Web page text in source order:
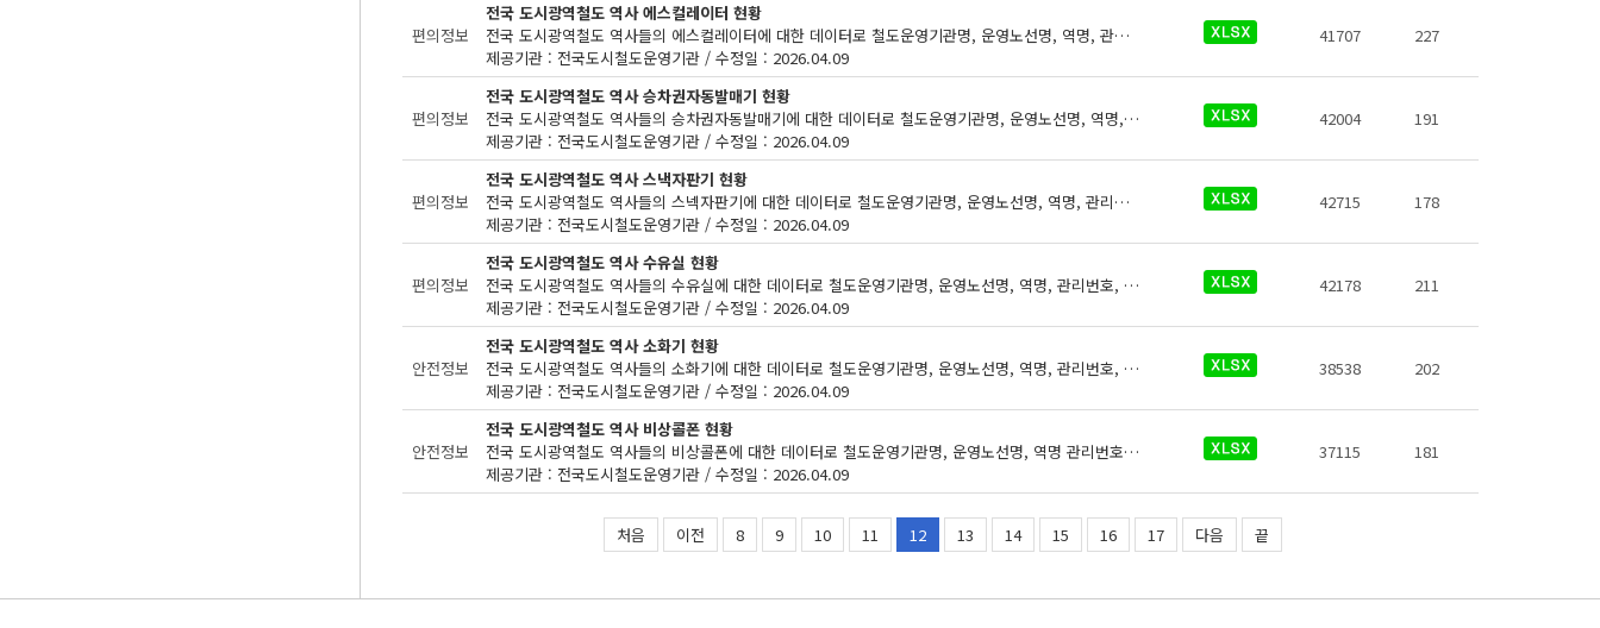
편의정보
전국 도시광역철도 역사 에스컬레이터 현황
전국 도시광역철도 역사들의 에스컬레이터에 대한 데이터로 철도운영기관명, 운영노선명, 역명, 관리번호, 상하행구분, (근접)출입구번호, 시작층(지상/지하), 시작층(운행역층), 시작층(상세위치), 종료층(지상/지하), 종료층(운행역층), 종료층(상세위치), 승강기 상태, 승강기 상태 코드, 승강기형폭, 승강기 일련번호, 데이터 기준일자, 참고사항이 있습니다.
제공기관 : 전국도시철도운영기관 / 수정일 : 2026.04.09
41707 227
편의정보
전국 도시광역철도 역사 승차권자동발매기 현황
전국 도시광역철도 역사들의 승차권자동발매기에 대한 데이터로 철도운영기관명, 운영노선명, 역명, 관리번호, 발매기 유형, 지상지하구분, 역층, (근접)출구번호, 상세위치, 발매기수, 데이터 기준일자, 참고사항이 있습니다.
제공기관 : 전국도시철도운영기관 / 수정일 : 2026.04.09
42004 191
편의정보
전국 도시광역철도 역사 스낵자판기 현황
전국 도시광역철도 역사들의 스넥자판기에 대한 데이터로 철도운영기관명, 운영노선명, 역명, 관리번호, 무인편의시설구분, 크기코드, 지상지하구분, 역층, 상세위치, 시설수, 이용요금, 운영사, 전화번호, 데이터 기준일자, 참고사항이 있습니다.
제공기관 : 전국도시철도운영기관 / 수정일 : 2026.04.09
42715 178
편의정보
전국 도시광역철도 역사 수유실 현황
전국 도시광역철도 역사들의 수유실에 대한 데이터로 철도운영기관명, 운영노선명, 역명, 관리번호, 역내시설구분, 지상지하구분, 역층, (근접) 출입구번호, 상세위치, 수유실유아침대수, 수유실 소파수, 수유실 전자레인지 수, 수유실 간이세면대 수, 이용시간, 전화번호, 데이터 기준일자, 참고사항이 있습니다.
제공기관 : 전국도시철도운영기관 / 수정일 : 2026.04.09
42178 211
안전정보
전국 도시광역철도 역사 소화기 현황
전국 도시광역철도 역사들의 소화기에 대한 데이터로 철도운영기관명, 운영노선명, 역명, 관리번호, 역내안전설비구분, 지상지하구분, 역층, 역층구분, (근접)출입구번호, 상세위치, 소화기종류, 보유대수, 데이터 기준일자, 참고사항이 있습니다.
제공기관 : 전국도시철도운영기관 / 수정일 : 2026.04.09
38538 202
안전정보
전국 도시광역철도 역사 비상콜폰 현황
전국 도시광역철도 역사들의 비상콜폰에 대한 데이터로 철도운영기관명, 운영노선명, 역명 관리번호, 역내안전설비구분, 지상지하구분, 역층, 역층구분, (근접) 출입구번호, 상세위치, 보유대수, 데이터 기준일자, 참고사항이 있습니다.
제공기관 : 전국도시철도운영기관 / 수정일 : 2026.04.09
37115 181
처음 이전 8 9 10 11 12 13 14 15 16 17 다음 끝